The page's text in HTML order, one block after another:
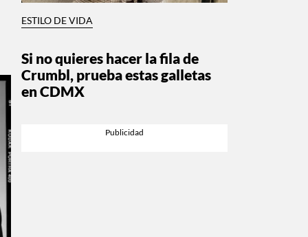
ESTILO DE VIDA
Si no quieres hacer la fila de
Crumbl, prueba estas galletas
en CDMX